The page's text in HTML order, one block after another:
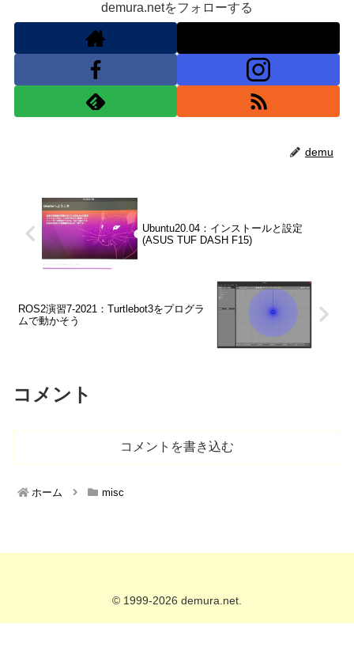
demura.netをフォローする
demu
Ubuntu20.04：インストールと設定
(ASUS TUF DASH F15)
ROS2演習7-2021：Turtlebot3をプログラ
ムで動かそう
コメント
コメントを書き込む
ホーム misc
© 1999-2026 demura.net.